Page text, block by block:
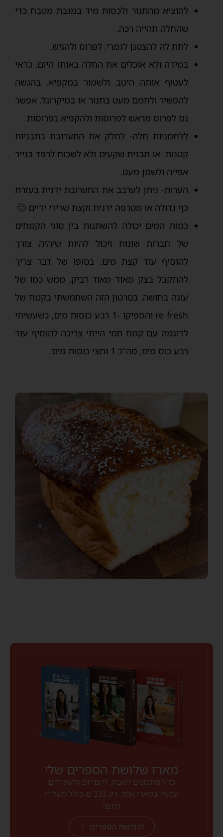
להוציא מהתנור ולכסות מיד במגבת מטבח כדי
שהחלה תהייה רכה.
לתת לה להצטנן לגמרי, לפרוס ולהגיש.
במידה ולא אוכלים את החלה באותו היום, כדאי
לעטוף אותה היטב ולשמור במקפיא. בהגשה
להפשיר ולחמם מעט בתנור או במיקרוגל. אפשר
גם לפרוס מראש לפרוסות ולהקפיא בפרוסות.
ללחמניות חלה- לחלק את התערובת בתבניות
קטנות או תבנית שקעים ולא לשכוח לרפד בנייר
אפייה ולשמן מעט.
הערות- ניתן לערבב את התערובת ידנית בעזרת
כף גדולה או מטרפה ידנית וקצת שרירי ידיים 🙂
כמות המים יכולה להשתנות בין סוגי הקמחים
של חברות שונות ויכול להיות שיהיה צורך
להוסיף עוד קצת מים. בסופו של דבר צריך
להתקבל בצק מאוד מאוד דביק, ממש כמו של
עוגה בחושה. בסרטון הזה השתמשתי בקמח של
re fresh והספיקו -1 רבע כוסות מים, כשעשיתי
לדוגמה עם קמח תמי הייתי צריכה להוסיף עוד
רבע כוס מים, סה"כ 1 וחצי כוסות מים.
מארז שלושת הספרים שלי
כל המתכונים לשבת, ליום־יום ולקינוחים
עכשיו במארז אחד, רק 333 ₪ כולל משלוח
חינם!
לרכישת הספרים